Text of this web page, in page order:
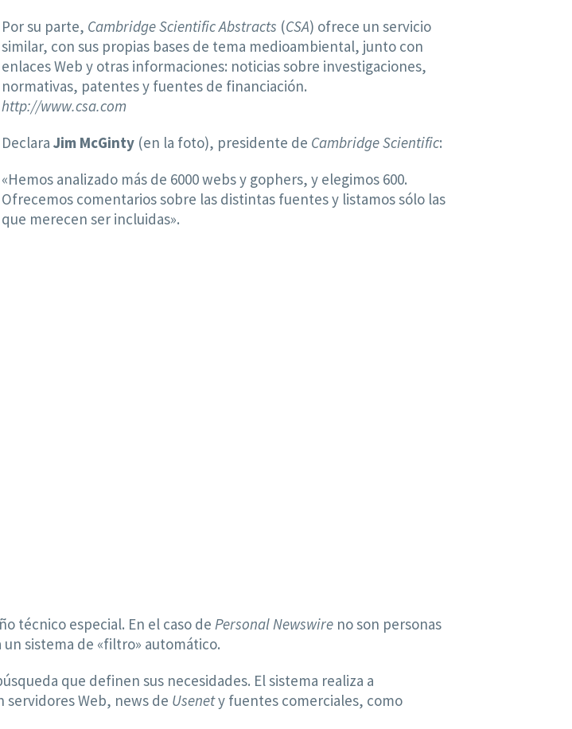
Por su parte, Cambridge Scientific Abstracts (CSA) ofrece un servicio
similar, con sus propias bases de tema medioambiental, junto con
enlaces Web y otras informaciones: noticias sobre investigaciones,
normativas, patentes y fuentes de financiación.
http://www.csa.com
Declara Jim McGinty (en la foto), presidente de Cambridge Scientific:
«Hemos analizado más de 6000 webs y gophers, y elegimos 600.
Ofrecemos comentarios sobre las distintas fuentes y listamos sólo las
que merecen ser incluidas».
técnico especial. En el caso de Personal Newswire no son personas
sistema de «filtro» automático.
que definen sus necesidades. El sistema realiza a
servidores Web, news de Usenety fuentes comerciales, como